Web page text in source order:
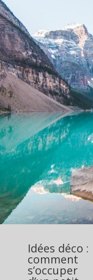
Idées déco :
comment
s’occuper